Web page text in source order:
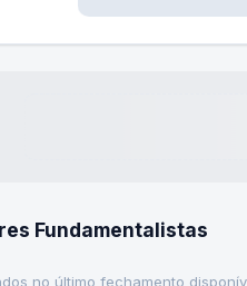
Fundamentalistas
no último fechamento